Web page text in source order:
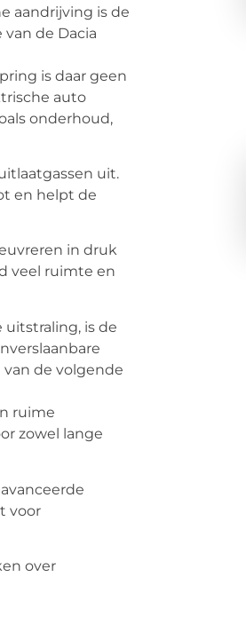
aandrijving is de
de Dacia
is daar geen
auto
onderhoud,
uit.
en helpt de
in druk
veel ruimte en
is de
van de volgende
ruime
zowel lange
voor
over